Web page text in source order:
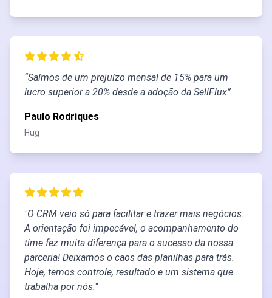
“Saímos de um prejuízo mensal de 15% para um
lucro superior a 20% desde a adoção da SellFlux”
Paulo Rodriques
Hug
"O CRM veio só para facilitar e trazer mais negócios.
A orientação foi impecável, o acompanhamento do
time fez muita diferença para o sucesso da nossa
parceria! Deixamos o caos das planilhas para trás.
Hoje, temos controle, resultado e um sistema que
trabalha por nós."